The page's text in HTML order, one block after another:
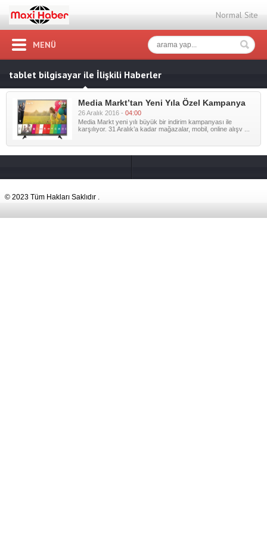
Normal Site
MENÜ
tablet bilgisayar ile İlişkili Haberler
Media Markt’tan Yeni Yıla Özel Kampanya
26 Aralık 2016 - 04:00
Media Markt yeni yılı büyük bir indirim kampanyası ile
karşılıyor. 31 Aralık’a kadar mağazalar, mobil, online alışv ...
© 2023 Tüm Hakları Saklıdır .